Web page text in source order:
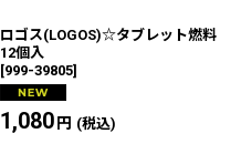
ロゴス(LOGOS)☆タブレット燃料
12個入
[999-39805]
1,080円 (税込)